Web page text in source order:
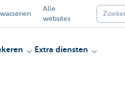
Alle
websites
Extra diensten